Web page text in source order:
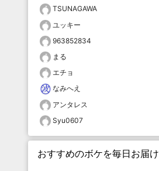
TSUNAGAWA
ユッキー
963852834
まる
エチョ
なみへえ
アンタレス
Syu0607
おすすめのボケを毎日お届け